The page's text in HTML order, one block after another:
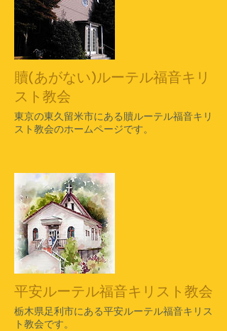
贖(あがない)ルーテル福音キリ
スト教会
​東京の東久留米市にある贖ルーテル福音キリ
スト教会のホームページです。
平安ルーテル福音キリスト教会
​栃木県足利市にある平安ルーテル福音キリス
ト教会です。